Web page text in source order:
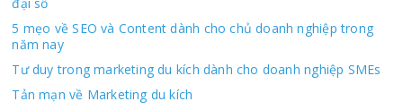
đại số
5 mẹo về SEO và Content dành cho chủ doanh nghiệp trong
năm nay
Tư duy trong marketing du kích dành cho doanh nghiệp SMEs
Tản mạn về Marketing du kích